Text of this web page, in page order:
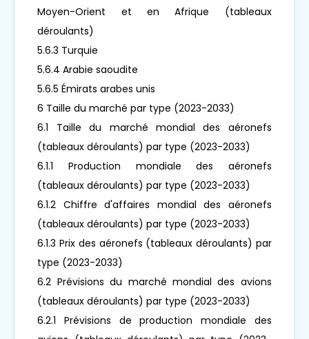
Moyen-Orient et en Afrique (tableaux
déroulants)
5.6.3 Turquie
5.6.4 Arabie saoudite
5.6.5 Émirats arabes unis
6 Taille du marché par type (2023-2033)
6.1 Taille du marché mondial des aéronefs
(tableaux déroulants) par type (2023-2033)
6.1.1 Production mondiale des aéronefs
(tableaux déroulants) par type (2023-2033)
6.1.2 Chiffre d'affaires mondial des aéronefs
(tableaux déroulants) par type (2023-2033)
6.1.3 Prix des aéronefs (tableaux déroulants) par
type (2023-2033)
6.2 Prévisions du marché mondial des avions
(tableaux déroulants) par type (2023-2033)
6.2.1 Prévisions de production mondiale des